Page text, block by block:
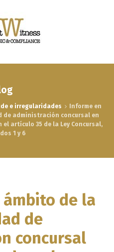
e irregularidades
Informe en
de administración concursal en
artículo 35 de la Ley Concursal,
1 y 6
de la
de
concursal